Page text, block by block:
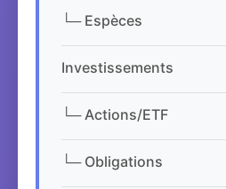
└─ Espèces
Investissements
└─ Actions/ETF
└─ Obligations